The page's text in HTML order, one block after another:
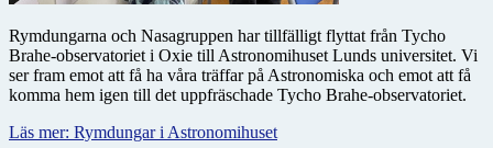
Rymdungarna och Nasagruppen har tillfälligt flyttat från Tycho
Brahe-observatoriet i Oxie till Astronomihuset Lunds universitet. Vi
ser fram emot att få ha våra träffar på Astronomiska och emot att få
komma hem igen till det uppfräschade Tycho Brahe-observatoriet.
Läs mer: Rymdungar i Astronomihuset